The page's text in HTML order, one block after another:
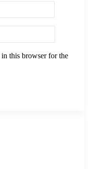
this browser for the